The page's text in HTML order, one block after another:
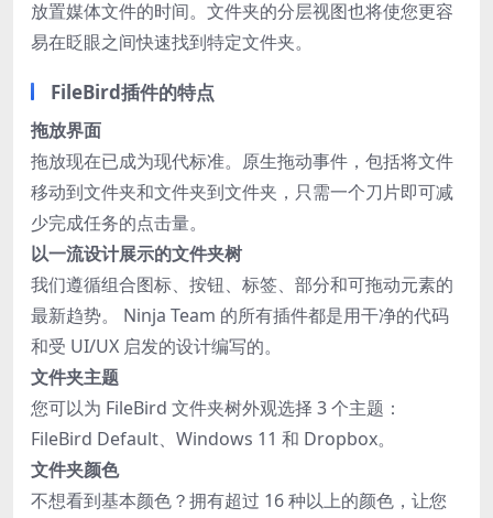
放置媒体文件的时间。文件夹的分层视图也将使您更容
易在眨眼之间快速找到特定文件夹。
FileBird插件的特点
拖放界面
拖放现在已成为现代标准。原生拖动事件，包括将文件
移动到文件夹和文件夹到文件夹，只需一个刀片即可减
少完成任务的点击量。
以一流设计展示的文件夹树
我们遵循组合图标、按钮、标签、部分和可拖动元素的
最新趋势。 Ninja Team 的所有插件都是用干净的代码
和受 UI/UX 启发的设计编写的。
文件夹主题
您可以为 FileBird 文件夹树外观选择 3 个主题：
FileBird Default、Windows 11 和 Dropbox。
文件夹颜色
不想看到基本颜色？拥有超过 16 种以上的颜色，让您